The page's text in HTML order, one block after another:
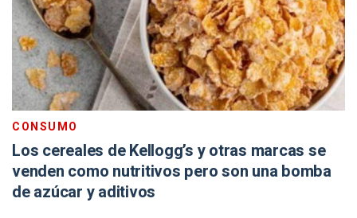
CONSUMO
Los cereales de Kellogg’s y otras marcas se
venden como nutritivos pero son una bomba
de azúcar y aditivos